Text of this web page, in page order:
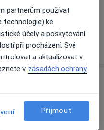
nejsou k dispozici
žádné informace o
38
partnerům používat
technologie) ke
účely a poskytování
při procházení. Své
a aktualizovat v
v zásadách ochrany
Přijmout